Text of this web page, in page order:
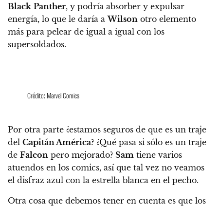
Black Panther, y podría absorber y expulsar
energía, lo que le daría aWilson otro elemento
más para pelear de igual a igual con los
supersoldados.
Crédito: Marvel Comics
Por otra parte ¿estamos seguros de que es un traje
del Capitán América? ¿Qué pasa si sólo es un traje
de Falcon pero mejorado? Sam tiene varios
atuendos en los comics, así que tal vez no veamos
el disfraz azul con la estrella blanca en el pecho.
Otra cosa que debemos tener en cuenta es que los